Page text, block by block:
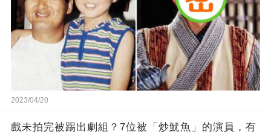
2023/04/20
戲未拍完被踢出劇組？7位被「炒魷魚」的演員，有